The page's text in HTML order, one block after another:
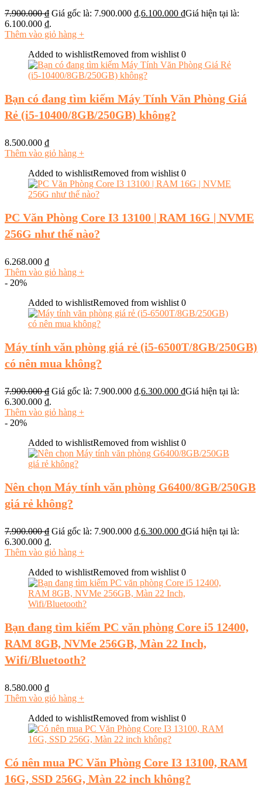
7.900.000₫ Giá gốc là: 7.900.000 ₫.6.100.000 ₫Giá hiện tại là:
6.100.000 ₫.
Thêm vào giỏ hàng +
Added to wishlistRemoved from wishlist 0
Bạn có đang tìm kiếm Máy Tính Văn Phòng Giá
Rẻ (i5-10400/8GB/250GB) không?
8.500.000 ₫
Thêm vào giỏ hàng +
Added to wishlistRemoved from wishlist 0
PC Văn Phòng Core I3 13100 | RAM 16G | NVME
256G như thế nào?
6.268.000 ₫
Thêm vào giỏ hàng +
- 20%
Added to wishlistRemoved from wishlist 0
Máy tính văn phòng giá rẻ (i5-6500T/8GB/250GB)
có nên mua không?
7.900.000₫ Giá gốc là: 7.900.000 ₫.6.300.000 ₫Giá hiện tại là:
6.300.000 ₫.
Thêm vào giỏ hàng +
- 20%
Added to wishlistRemoved from wishlist 0
Nên chọn Máy tính văn phòng G6400/8GB/250GB
giá rẻ không?
7.900.000₫ Giá gốc là: 7.900.000 ₫.6.300.000 ₫Giá hiện tại là:
6.300.000 ₫.
Thêm vào giỏ hàng +
Added to wishlistRemoved from wishlist 0
Bạn đang tìm kiếm PC văn phòng Core i5 12400,
RAM 8GB, NVMe 256GB, Màn 22 Inch,
Wifi/Bluetooth?
8.580.000 ₫
Thêm vào giỏ hàng +
Added to wishlistRemoved from wishlist 0
Có nên mua PC Văn Phòng Core I3 13100, RAM
16G, SSD 256G, Màn 22 inch không?